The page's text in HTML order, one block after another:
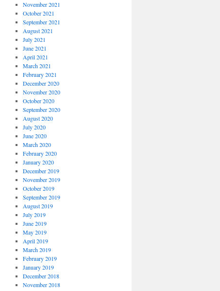
November 2021
October 2021
September 2021
August 2021
July 2021
June 2021
April 2021
March 2021
February 2021
December 2020
November 2020
October 2020
September 2020
August 2020
July 2020
June 2020
March 2020
February 2020
January 2020
December 2019
November 2019
October 2019
September 2019
August 2019
July 2019
June 2019
May 2019
April 2019
March 2019
February 2019
January 2019
December 2018
November 2018